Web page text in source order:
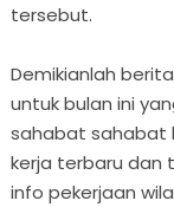
tersebut.
Demikianlah
untuk bulan ini
sahabat sahabat
kerja terbaru dan
info pekerjaan